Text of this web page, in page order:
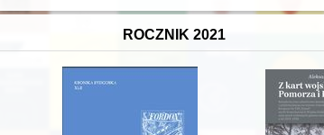
ROCZNIK 2021